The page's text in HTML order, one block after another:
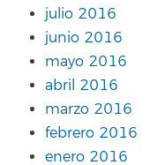
julio 2016
junio 2016
mayo 2016
abril 2016
marzo 2016
febrero 2016
enero 2016